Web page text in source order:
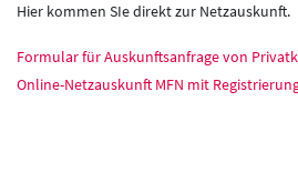
Hier kommen SIe direkt zur Netzauskunft.
Formular für Auskunftsanfrage von
Online-Netzauskunft MFN mit